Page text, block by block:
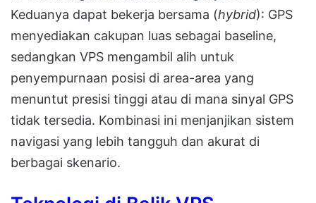
Keduanya dapat bekerja bersama (hybrid): GPS
menyediakan cakupan luas sebagai baseline,
sedangkan VPS mengambil alih untuk
penyempurnaan posisi di area-area yang
menuntut presisi tinggi atau di mana sinyal GPS
tidak tersedia. Kombinasi ini menjanjikan sistem
navigasi yang lebih tangguh dan akurat di
berbagai skenario.